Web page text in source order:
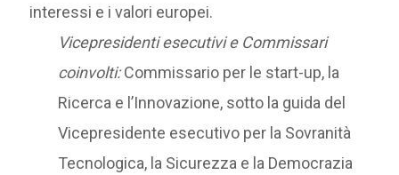
interessi e i valori europei.
Vicepresidenti esecutivi e Commissari
coinvolti:Commissario per le start-up, la
Ricerca e l’Innovazione, sotto la guida del
Vicepresidente esecutivo per la Sovranità
Tecnologica, la Sicurezza e la Democrazia